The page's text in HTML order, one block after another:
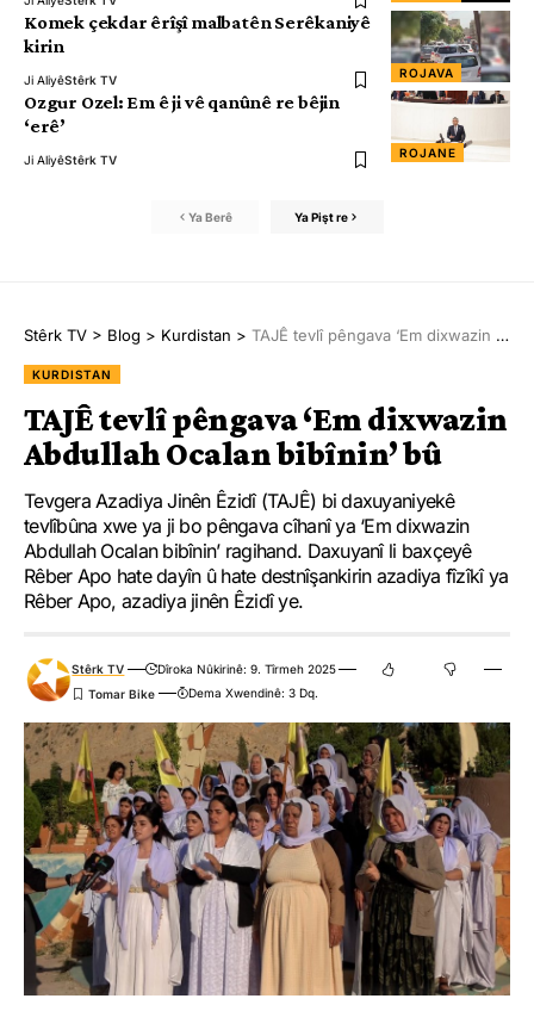
ROJAVA
Komek çekdar êrîşî malbatên Serêkaniyê
kirin
Ji AliyêStêrk TV
ROJANE
Ozgur Ozel: Em ê ji vê qanûnê re bêjin
‘erê’
Ji AliyêStêrk TV
Ya Berê Ya Pişt re
Stêrk TV > Blog > Kurdistan > TAJÊ tevlî pêngava ‘Em dixwazin Abdullah Ocalan bibînin’ bû
KURDISTAN
TAJÊ tevlî pêngava ‘Em dixwazin
Abdullah Ocalan bibînin’ bû
Tevgera Azadiya Jinên Êzidî (TAJÊ) bi daxuyaniyekê
tevlîbûna xwe ya ji bo pêngava cîhanî ya ‘Em dixwazin
Abdullah Ocalan bibînin’ ragihand. Daxuyanî li baxçeyê
Rêber Apo hate dayîn û hate destnîşankirin azadiya fîzîkî ya
Rêber Apo, azadiya jinên Êzidî ye.
Stêrk TV
Dîroka Nûkirinê: 9. Tîrmeh 2025
Dema Xwendinê: 3 Dq.